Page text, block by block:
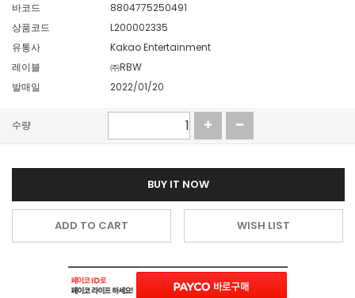
바코드
8804775250491
상품코드
L200002335
유통사
Kakao Entertainment
레이블
㈜RBW
발매일
2022/01/20
수량
BUY IT NOW
ADD TO CART WISH LIST